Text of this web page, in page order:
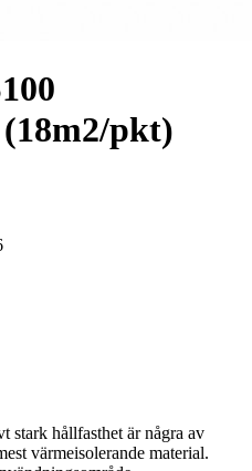
(18m2/pkt)
stark hållfasthet är några av
värmeisolerande material.